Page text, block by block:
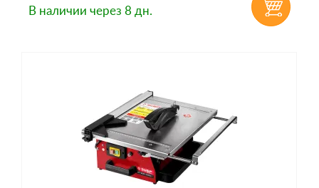
В наличии через 8 дн.